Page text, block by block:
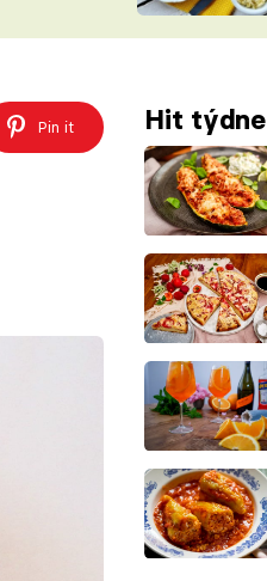
ŠÉFREDAKTORKY
ČASOPIS
Pin it Hit týdne